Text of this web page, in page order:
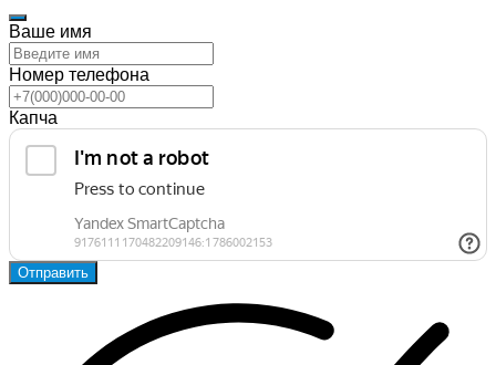
Ваше имя
Номер телефона
Капча
Отправить